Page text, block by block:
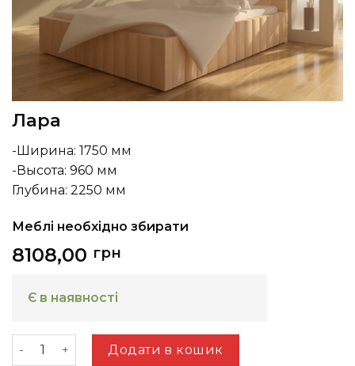
Лара
-Ширина: 1750 мм
-Высота: 960 мм
Глубина: 2250 мм
Меблі необхідно збирати
8108,00 грн
Є в наявності
Лара кількістьДодати в кошик